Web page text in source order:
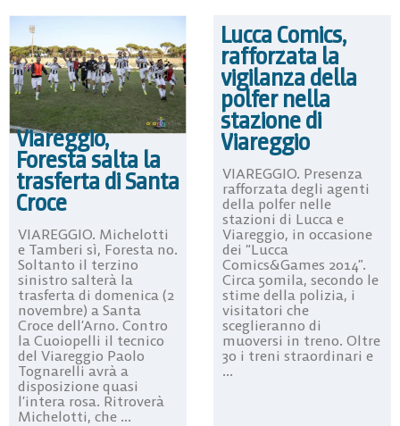
Viareggio,
Foresta salta la
trasferta di Santa
Croce
VIAREGGIO. Michelotti
e Tamberi sì, Foresta no.
Soltanto il terzino
sinistro salterà la
trasferta di domenica (2
novembre) a Santa
Croce dell’Arno. Contro
la Cuoiopelli il tecnico
del Viareggio Paolo
Tognarelli avrà a
disposizione quasi
l’intera rosa. Ritroverà
Michelotti, che ...
Lucca Comics,
rafforzata la
vigilanza della
polfer nella
stazione di
Viareggio
VIAREGGIO. Presenza
rafforzata degli agenti
della polfer nelle
stazioni di Lucca e
Viareggio, in occasione
dei “Lucca
Comics&Games 2014”.
Circa 50mila, secondo le
stime della polizia, i
visitatori che
sceglieranno di
muoversi in treno. Oltre
30 i treni straordinari e
...